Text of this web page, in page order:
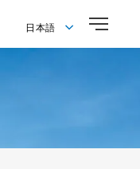
日本語